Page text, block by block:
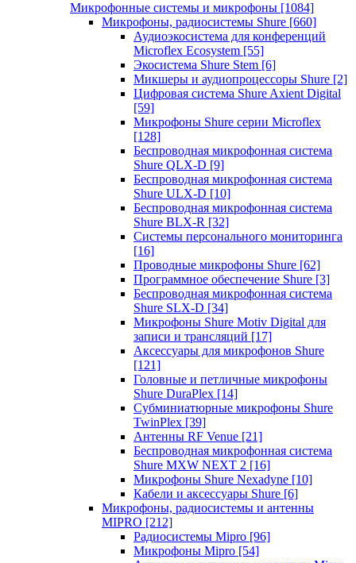
Микрофонные системы и микрофоны [1084]
Микрофоны, радиосистемы Shure [660]
Аудиоэкосистема для конференций
Microflex Ecosystem [55]
Экосистема Shure Stem [6]
Микшеры и аудиопроцессоры Shure [2]
Цифровая система Shure Axient Digital
[59]
Микрофоны Shure серии Microflex
[128]
Беспроводная микрофонная система
Shure QLX-D [9]
Беспроводная микрофонная система
Shure ULX-D [10]
Беспроводная микрофонная система
Shure BLX-R [32]
Системы персонального мониторинга
[16]
Проводные микрофоны Shure [62]
Программное обеспечение Shure [3]
Беспроводная микрофонная система
Shure SLX-D [34]
Микрофоны Shure Motiv Digital для
записи и трансляций [17]
Аксессуары для микрофонов Shure
[121]
Головные и петличные микрофоны
Shure DuraPlex [14]
Субминиатюрные микрофоны Shure
TwinPlex [39]
Антенны RF Venue [21]
Беспроводная микрофонная система
Shure MXW NEXT 2 [16]
Микрофоны Shure Nexadyne [10]
Кабели и аксессуары Shure [6]
Микрофоны, радиосистемы и антенны
MIPRO [212]
Радиосистемы Mipro [96]
Микрофоны Mipro [54]